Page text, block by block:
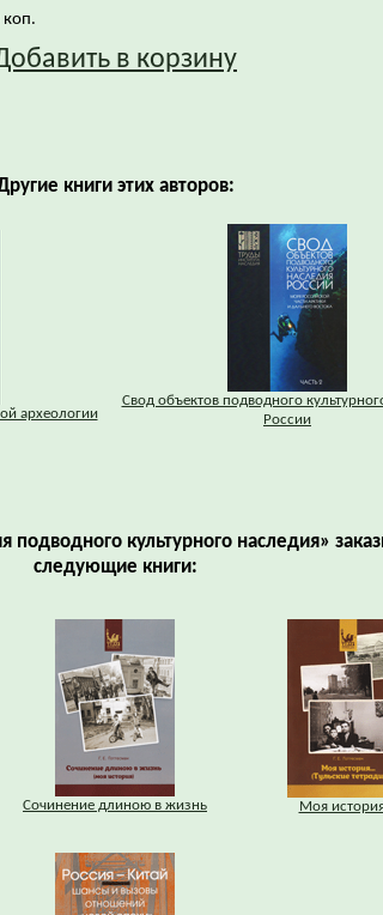
коп.
в корзину
книги этих авторов:
археологии
Свод объектов подводного
России
подводного культурного наследия»
следующие книги:
Сочинение длиною в жизнь Моя